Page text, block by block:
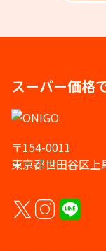
スーパー価格
〒154-0011
東京都世田谷区上